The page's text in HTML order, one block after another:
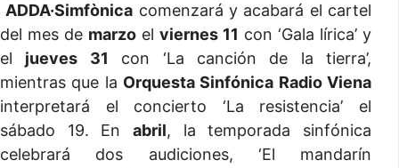
ADDA·Simfònica comenzará y acabará el cartel
del mes de marzo el viernes 11 con ‘Gala lírica’ y
el jueves 31 con ‘La canción de la tierra’,
mientras que la Orquesta Sinfónica Radio Viena
interpretará el concierto ‘La resistencia’ el
sábado 19. En abril, la temporada sinfónica
celebrará dos audiciones, ‘El mandarín